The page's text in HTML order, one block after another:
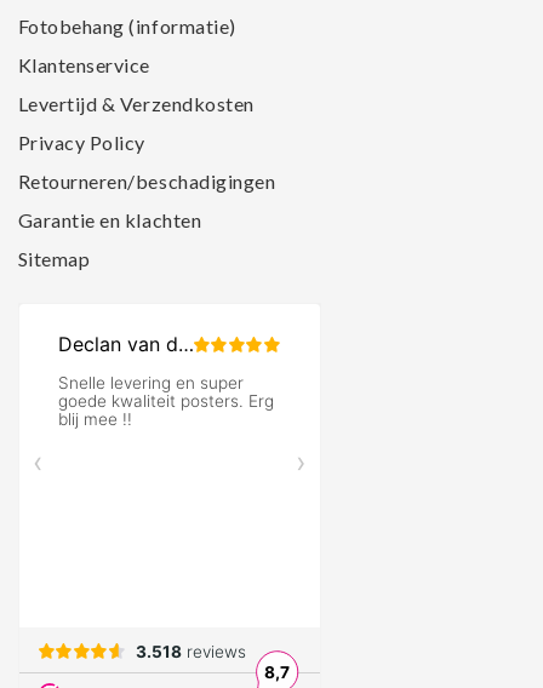
Fotobehang (informatie)
Klantenservice
Levertijd & Verzendkosten
Privacy Policy
Retourneren/beschadigingen
Garantie en klachten
Sitemap